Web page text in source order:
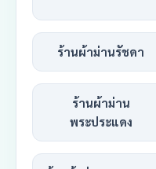
ร้านผ้าม่านรัชดา
ร้านผ้าม่าน
พระประแดง